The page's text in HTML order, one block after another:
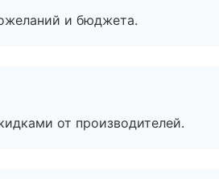
и бюджета.
от производителей.